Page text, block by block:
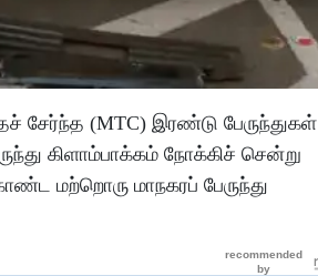
சேர்ந்த (MTC) இரண்டு பேருந்துகள்
கிளாம்பாக்கம் நோக்கிச் சென்று
மற்றொரு மாநகரப் பேருந்து